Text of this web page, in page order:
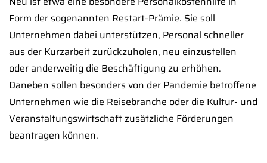
Form der sogenannten Restart-Prämie. Sie soll
Unternehmen dabei unterstützen, Personal schneller
aus der Kurzarbeit zurückzuholen, neu einzustellen
oder anderweitig die Beschäftigung zu erhöhen.
Daneben sollen besonders von der Pandemie betroffene
Unternehmen wie die Reisebranche oder die Kultur- und
Veranstaltungswirtschaft zusätzliche Förderungen
beantragen können.